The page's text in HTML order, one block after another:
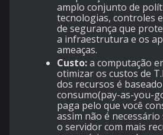
amplo conjunto de
tecnologias, controles
de segurança que
a infraestrutura e os
ameaças.
Custo:a computação
otimizar os custos de
dos recursos é
consumo(pay-as-you-
paga pelo que você
assim não é
o servidor com mais